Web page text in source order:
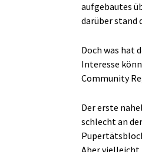
aufgebautes
darüber stand
Doch was hat
Interesse
Community
Der erste
schlecht an